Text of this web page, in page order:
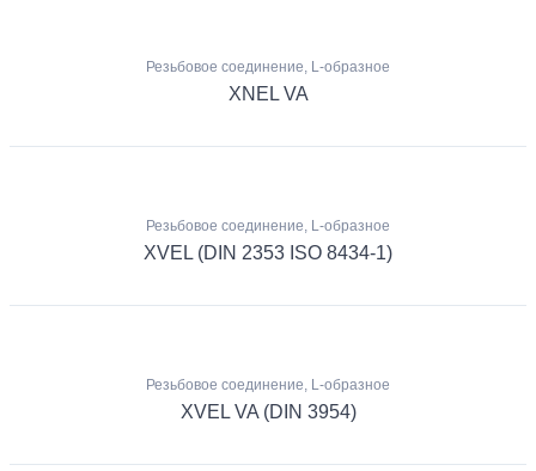
Резьбовое соединение, L-образное
XNEL VA
Резьбовое соединение, L-образное
XVEL (DIN 2353 ISO 8434-1)
Резьбовое соединение, L-образное
XVEL VA (DIN 3954)